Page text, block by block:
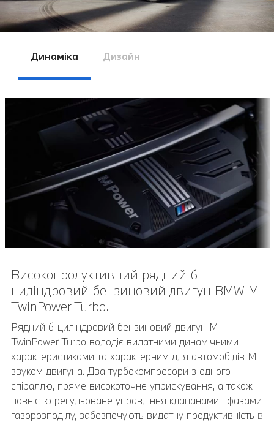
Динаміка Дизайн
Високопродуктивний рядний 6-
циліндровий бензиновий двигун BMW M
TwinPower Turbo.
Рядний 6-циліндровий бензиновий двигун M
TwinPower Turbo володіє видатними динамічними
характеристиками та характерним для автомобілів М
звуком двигуна. Два турбокомпресори з одного
спіраллю, пряме високоточне уприскування, а також
повністю регульоване управління клапанами і фазами
газорозподілу, забезпечують видатну продуктивність в
20-дюймові легкосплавні диски M з
подвійними спицями 764 M Bicolour в
кольорі Orbit Grey з різнорозмірними
шинами.
21-дюймові легкосплавні диски M з V-подібними
спицями 765 M Bicolour в кольорі Jet Black з
різнорозмірними шинами, шліфовані, розмір передніх
коліс 9,5J x 21 з шинами 255/40 ZR21, розмір задніх
коліс 10J x 21 з шинами 265/40 ZR21.